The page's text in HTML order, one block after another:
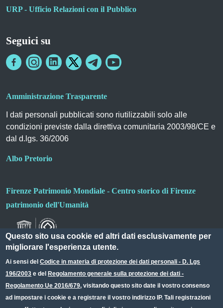
URP - Ufficio Relazioni con il Pubblico
Seguici su
Amministrazione Trasparente
I dati personali pubblicati sono riutilizzabili solo alle
condizioni previste dalla direttiva comunitaria 2003/98/CE e
dal d.lgs. 36/2006
Albo Pretorio
Firenze Patrimonio Mondiale - Centro storico di Firenze
patrimonio dell'Umanità
Small prints
Useful links section
Redazione web
Questo sito usa cookie ed altri dati esclusivamente per
migliorare l'esperienza utente.
Ai sensi delCodice in materia di protezione dei dati personali - D. Lgs
196/2003 e del Regolamento generale sulla protezione dei dati -
Regolamento Ue 2016/679, visitando questo sito date il vostro consenso
ad impostare i cookie e a registrare il vostro indirizzo IP. Tali registrazioni